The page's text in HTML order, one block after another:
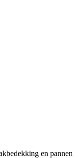
en pannen